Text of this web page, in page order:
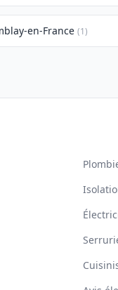
en-France (1)